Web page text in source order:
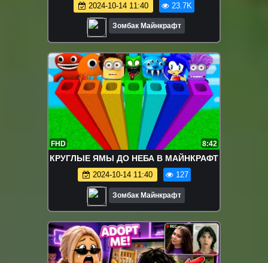
2024-10-14 11:40 23.7K
Зомбак Майнкрафт
FHD 8:42
КРУГЛЫЕ ЯМЫ ДО НЕБА В МАЙНКРАФТ
2024-10-14 11:40 127
Зомбак Майнкрафт